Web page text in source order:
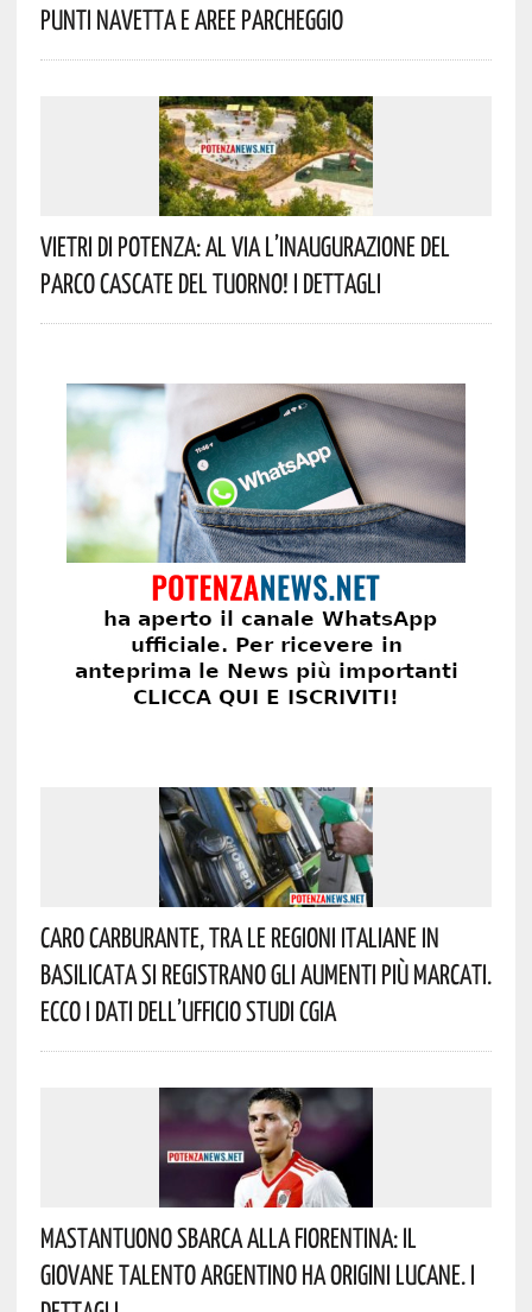
Punti Navetta E Aree Parcheggio
Vietri Di Potenza: Al Via L’inaugurazione Del
Parco Cascate Del Tuorno! I Dettagli
Caro Carburante, Tra Le Regioni Italiane In
Basilicata Si Registrano Gli Aumenti Più Marcati.
Ecco I Dati Dell’Ufficio Studi CGIA
Mastantuono Sbarca Alla Fiorentina: Il
Giovane Talento Argentino Ha Origini Lucane. I